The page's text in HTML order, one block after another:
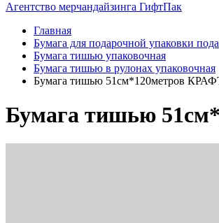
Агентство мерчандайзинга ГифтПак
Главная
Бумага для подарочной упаковки
Бумага тишью упаковочная
Бумага тишью в рулонах упаковочная
Бумага тишью 51см*120метров
Бумага тишью